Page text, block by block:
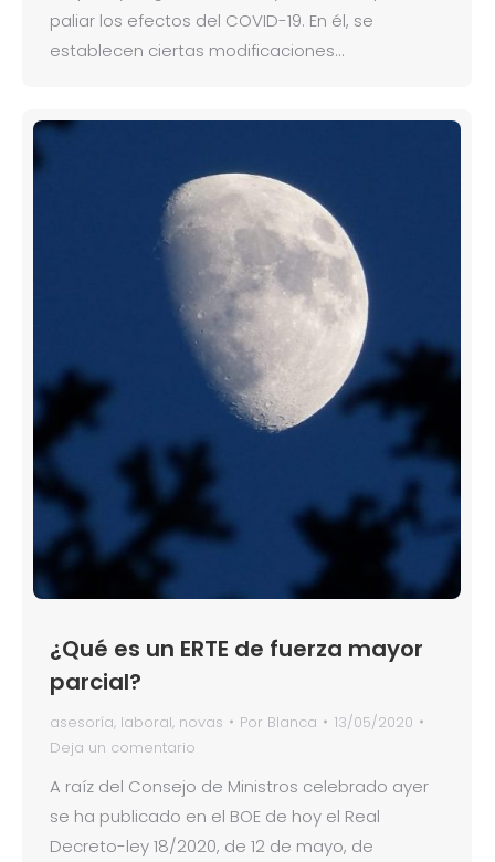
paliar los efectos del COVID-19. En él, se
establecen ciertas modificaciones…
¿Qué es un ERTE de fuerza mayor
parcial?
asesoría, laboral, novas Por Blanca
13/05/2020
Deja un comentario
A raíz del Consejo de Ministros celebrado ayer
se ha publicado en el BOE de hoy el Real
Decreto-ley 18/2020, de 12 de mayo, de